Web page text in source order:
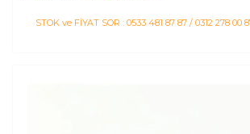
STOK ve FİYAT SOR : 0533 481 87 87 / 0312 278 00